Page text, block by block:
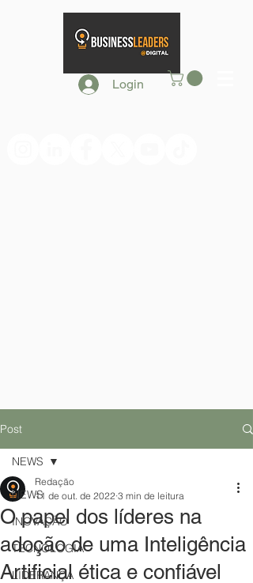
Login
Post
NEWS
INOVAÇÃO
TECNOLOGIA
LIDERANÇA
NEWS
O papel dos líderes na
adoção de uma Inteligência
Artificial ética e confiável
Redação
11 de out. de 2022 3 min de leitura